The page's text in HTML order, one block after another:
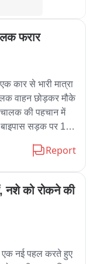
ਮੰਗ ਕੀਤੀ ਹੈ।
ਤੋਂ ਜਵਾਬ ਮੰਗਣ
ਅੰਤਿਮ ਫ਼ੈਸਲਾ
ਬਾਰੇ ਅਦਾਲਤ
फरार
कार से भारी मात्रा
वाहन छोड़कर मौके
की पहचान में
सड़क पर 112
ने उसका पीछा
नगर थानाध्यक्ष
पुलिस बल के साथ
को बुलाया
की कई कार्टन
हुई थी। पुलिस ने
थाना पहुंचाया।
Report
नशे को रोकने की
एक नई पहल करते हुए